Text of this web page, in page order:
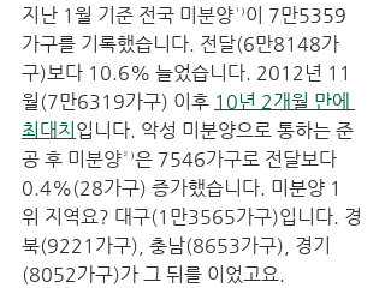
지난 1월 기준 전국 미분양¹⁾이 7만5359
가구를 기록했습니다. 전달(6만8148가
구)보다 10.6% 늘었습니다. 2012년 11
월(7만6319가구) 이후 10년 2개월 만에
최대치 입니다. 악성 미분양으로 통하는 준
공 후 미분양²⁾은 7546가구로 전달보다
0.4%(28가구) 증가했습니다. 미분양 1
위 지역요? 대구(1만3565가구)입니다. 경
북(9221가구), 충남(8653가구), 경기
(8052가구)가 그 뒤를 이었고요.